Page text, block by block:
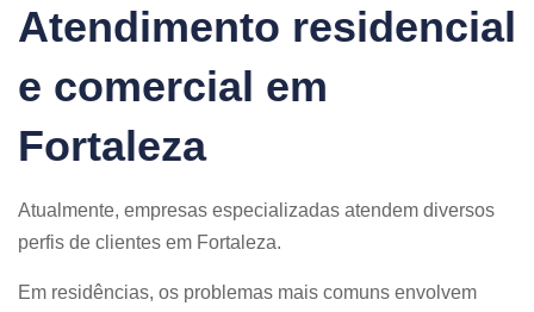
Atendimento residencial
e comercial em
Fortaleza
Atualmente, empresas especializadas atendem diversos
perfis de clientes em Fortaleza.
Em residências, os problemas mais comuns envolvem